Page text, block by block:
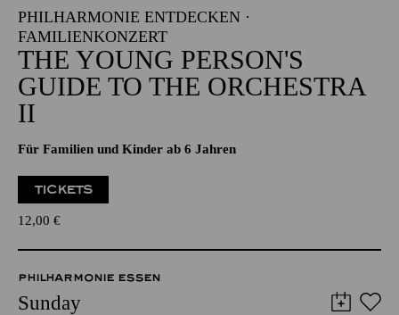
PHILHARMONIE ENTDECKEN ·
FAMILIENKONZERT
THE YOUNG PERSON'S
GUIDE TO THE ORCHESTRA
II
Für Familien und Kinder ab 6 Jahren
TICKETS
12,00 €
PHILHARMONIE ESSEN
Sunday